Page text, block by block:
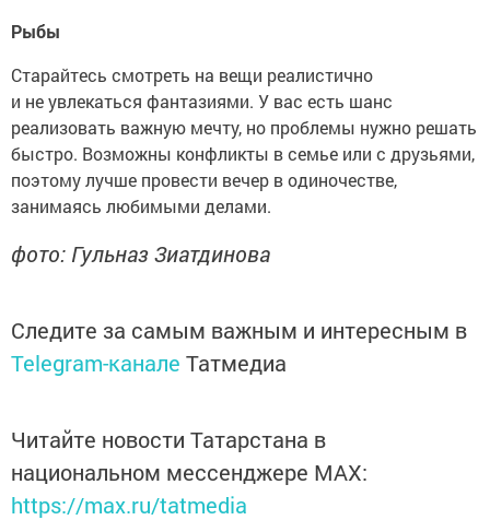
Рыбы
Старайтесь смотреть на вещи реалистично
и не увлекаться фантазиями. У вас есть шанс
реализовать важную мечту, но проблемы нужно решать
быстро. Возможны конфликты в семье или с друзьями,
поэтому лучше провести вечер в одиночестве,
занимаясь любимыми делами.
фото: Гульназ Зиатдинова
Следите за самым важным и интересным в
Telegram-канале Татмедиа
Читайте новости Татарстана в
национальном мессенджере MАХ:
https://max.ru/tatmedia